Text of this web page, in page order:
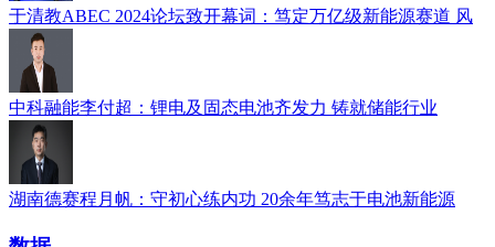
于清教ABEC 2024论坛致开幕词：笃定万亿级新能源赛道 风
中科融能李付超：锂电及固态电池齐发力 铸就储能行业
湖南德赛程月帆：守初心练内功 20余年笃志于电池新能源